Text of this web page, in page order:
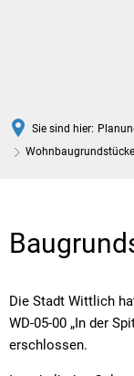
Sie sind hier:
Wohnbaugrundstücke
der
Die Stadt Wittlich
WD-05-00 „In der
erschlossen.